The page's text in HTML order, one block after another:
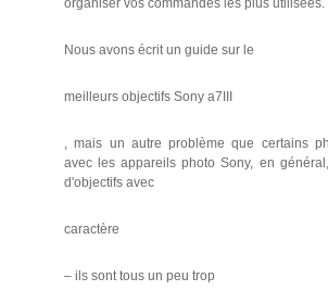
organiser vos commandes les plus utilisées.
Nous avons écrit un guide sur le
meilleurs objectifs Sony a7III
, mais un autre problème que certains
avec les appareils photo Sony, en
d'objectifs avec
caractère
– ils sont tous un peu trop